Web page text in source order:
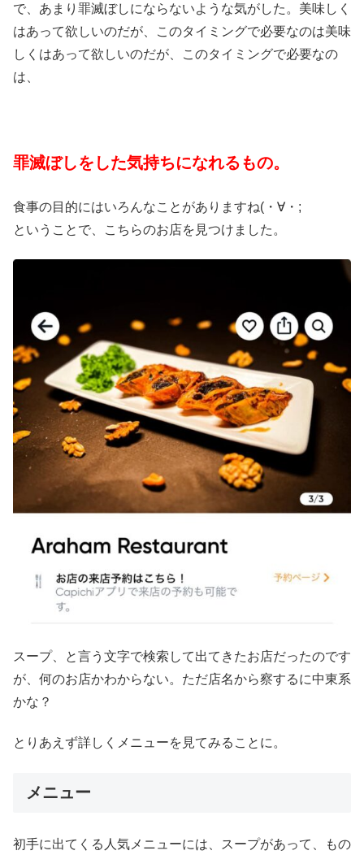
で…？こんなお店を待っていた！す...
で、あまり罪滅ぼしにならないような気がした。美味しく
はあって欲しいのだが、このタイミングで必要なのは美味
しくはあって欲しいのだが、このタイミングで必要なの
は、
罪滅ぼしをした気持ちになれるもの。
食事の目的にはいろんなことがありますね(・∀・;
ということで、こちらのお店を見つけました。
スープ、と言う文字で検索して出てきたお店だったのです
が、何のお店かわからない。ただ店名から察するに中東系
かな？
とりあえず詳しくメニューを見てみることに。
メニュー
初手に出てくる人気メニューには、スープがあって、もの